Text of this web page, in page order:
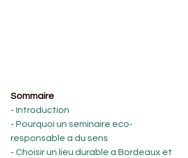
Sommaire
- Introduction
- Pourquoi un seminaire eco-
responsable a du sens
- Choisir un lieu durable a Bordeaux et